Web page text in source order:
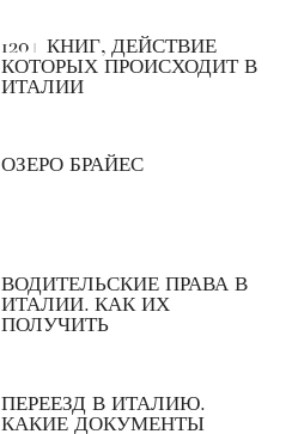
120+ КНИГ, ДЕЙСТВИЕ
КОТОРЫХ ПРОИСХОДИТ В
ИТАЛИИ
ОЗЕРО БРАЙЕС
ВОДИТЕЛЬСКИЕ ПРАВА В
ИТАЛИИ. КАК ИХ
ПОЛУЧИТЬ
ПЕРЕЕЗД В ИТАЛИЮ.
КАКИЕ ДОКУМЕНТЫ